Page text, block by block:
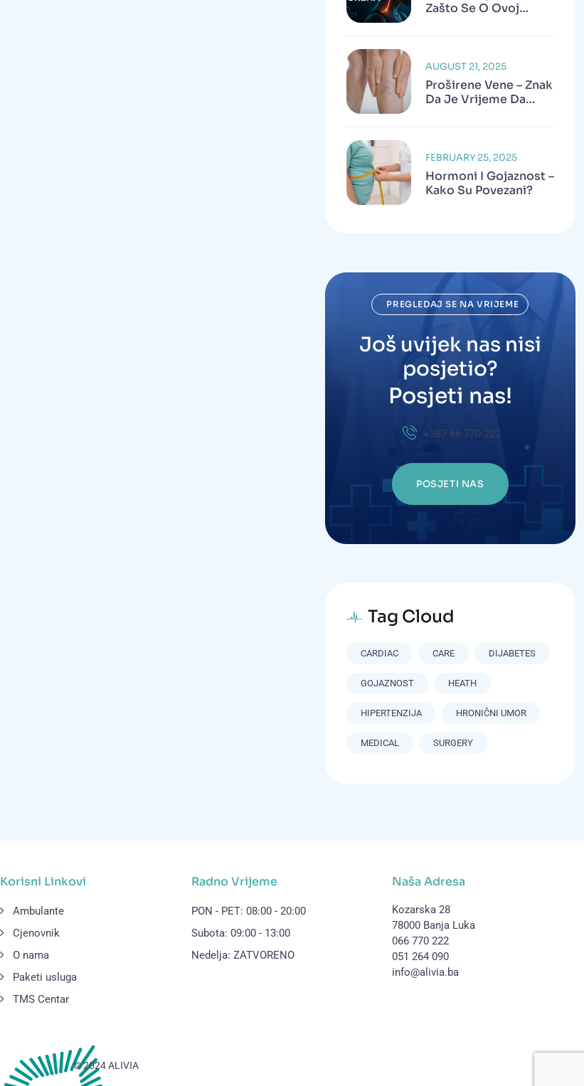
Zašto Se O Ovoj
Proširene Vene – Znak
Da Je Vrijeme Da
AUGUST 21, 2025
Hormoni I Gojaznost –
Kako Su Povezani?
FEBRUARY 25, 2025
PREGLEDAJ SE NA VRIJEME
Još uvijek nas nisi
posjetio?
Posjeti nas!
+387 66 770-222
POSJETI NAS
Tag Cloud
CARDIAC CARE DIJABETES
GOJAZNOST HEATH
HIPERTENZIJA HRONIČNI UMOR
MEDICAL SURGERY
Korisni Linkovi
Ambulante
Cjenovnik
O nama
Paketi usluga
TMS Centar
Radno Vrijeme
PON - PET: 08:00 - 20:00
Subota: 09:00 - 13:00
Nedelja: ZATVORENO
Naša Adresa
Kozarska 28
78000 Banja Luka
066 770 222
051 264 090
info@alivia.ba
© 2024 ALIVIA